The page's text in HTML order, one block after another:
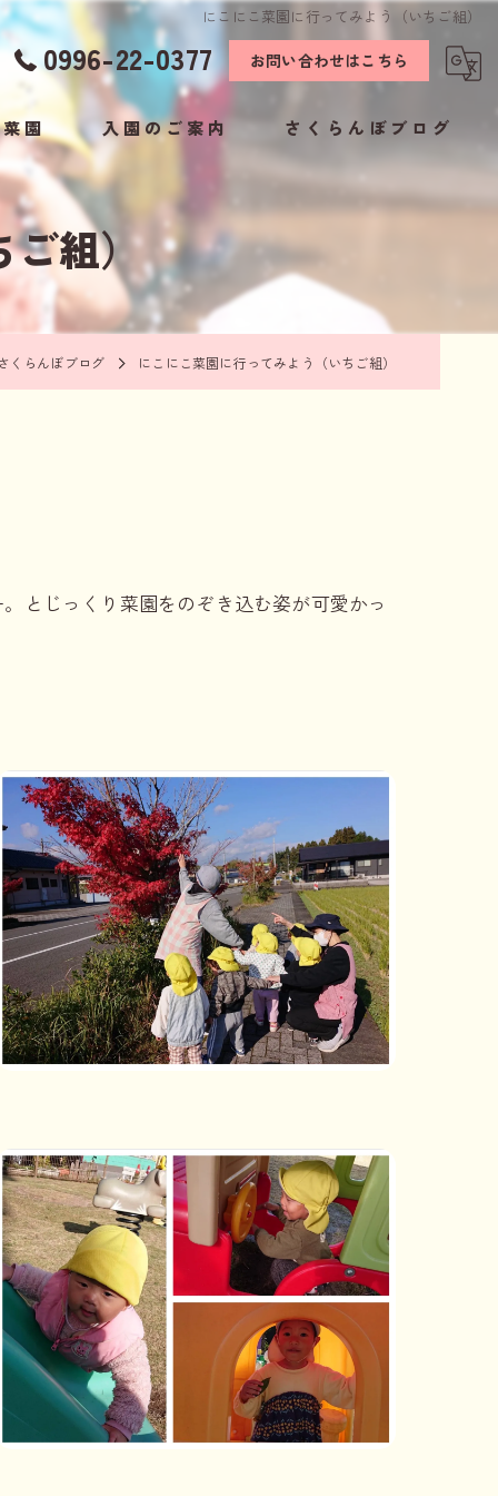
にこにこ菜園に行ってみよう（いちご組）
0996-22-0377 お問い合わせはこちら
園 入園のご案内 さくらんぼブログ
保護者様専用ページ
ご組）
くらんぼブログ にこにこ菜園に行ってみよう（いちご組）
とじっくり菜園をのぞき込む姿が可愛かっ